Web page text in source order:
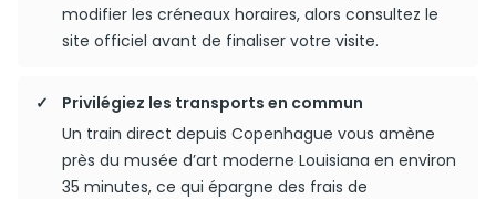
modifier les créneaux horaires, alors consultez le
site officiel avant de finaliser votre visite.
Privilégiez les transports en commun
Un train direct depuis Copenhague vous amène
près du musée d’art moderne Louisiana en environ
35 minutes, ce qui épargne des frais de